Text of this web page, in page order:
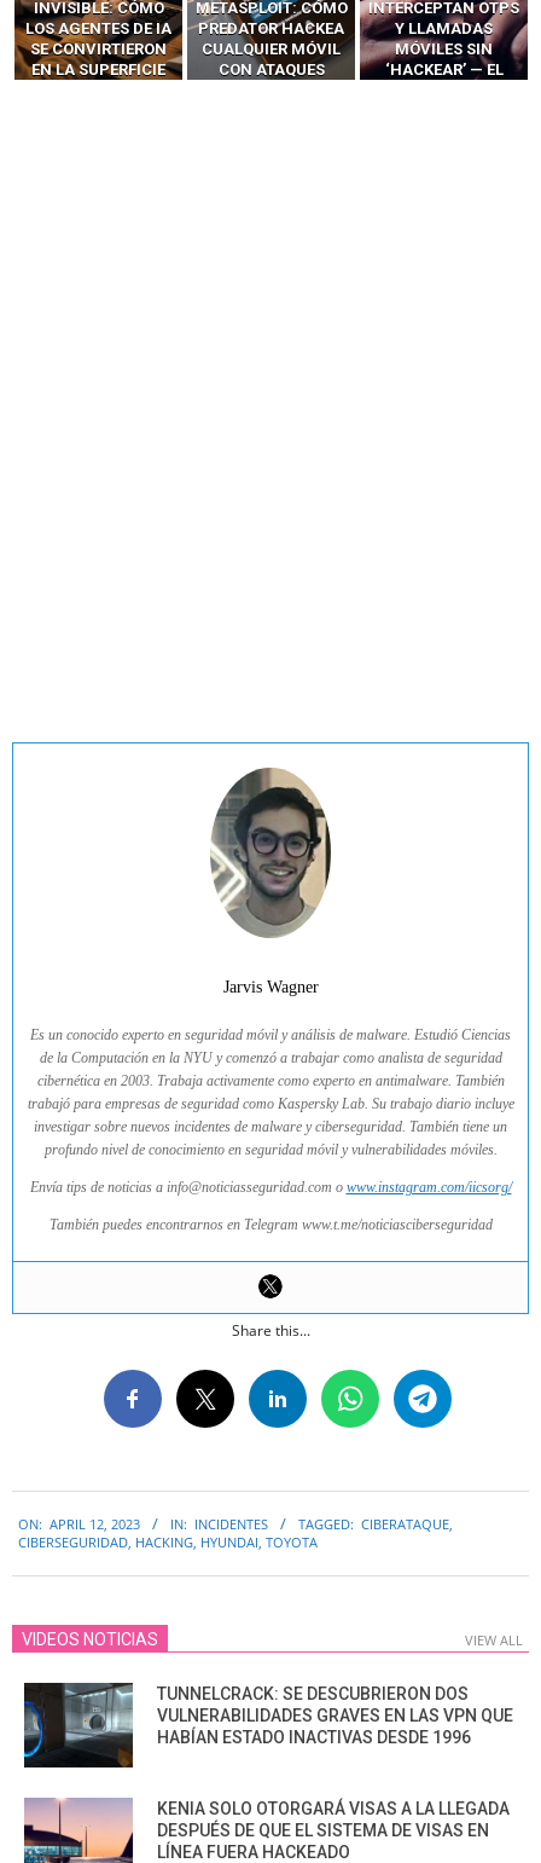
INVISIBLE: CÓMO
LOS AGENTES DE IA
SE CONVIRTIERON
EN LA SUPERFICIE
METASPLOIT: CÓMO
PREDATOR HACKEA
CUALQUIER MÓVIL
CON ATAQUES
INTERCEPTAN OTPS
Y LLAMADAS
MÓVILES SIN
‘HACKEAR’ — EL
Jarvis Wagner
Es un conocido experto en seguridad móvil y análisis de malware. Estudió Ciencias
de la Computación en la NYU y comenzó a trabajar como analista de seguridad
cibernética en 2003. Trabaja activamente como experto en antimalware. También
trabajó para empresas de seguridad como Kaspersky Lab. Su trabajo diario incluye
investigar sobre nuevos incidentes de malware y ciberseguridad. También tiene un
profundo nivel de conocimiento en seguridad móvil y vulnerabilidades móviles.
Envía tips de noticias a info@noticiasseguridad.com o www.instagram.com/iicsorg/
También puedes encontrarnos en Telegram www.t.me/noticiasciberseguridad
Share this...
04-
ON: APRIL 12, 2023 IN: INCIDENTES TAGGED: CIBERATAQUE,
CIBERSEGURIDAD, HACKING, HYUNDAI, TOYOTA
VIDEOS NOTICIAS VIEW ALL
TUNNELCRACK: SE DESCUBRIERON DOS
VULNERABILIDADES GRAVES EN LAS VPN QUE
HABÍAN ESTADO INACTIVAS DESDE 1996
KENIA SOLO OTORGARÁ VISAS A LA LLEGADA
DESPUÉS DE QUE EL SISTEMA DE VISAS EN
LÍNEA FUERA HACKEADO